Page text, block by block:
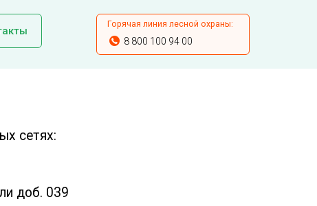
Горячая линия лесной охраны:
8 800 100 94 00
сетях:
доб. 039